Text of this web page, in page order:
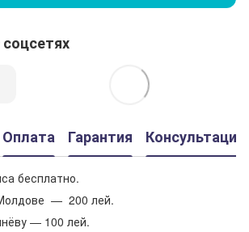
Оплата Гарантия Консультация
бесплатно.
— 200 лей.
— 100 лей.